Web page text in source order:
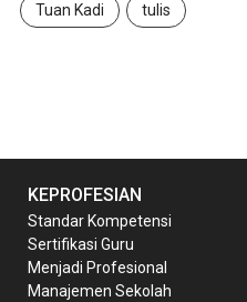
Tuan Kadi tulis
KEPROFESIAN
Standar Kompetensi
Sertifikasi Guru
Menjadi Profesional
Manajemen Sekolah